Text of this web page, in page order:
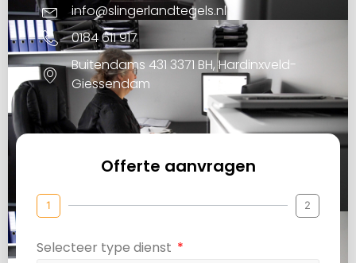
info@slingerlandtegels.nl
0184 611 917
Buitendams 431 3371 BH, Hardinxveld-
Giessendam
Offerte aanvragen
1 2
Selecteer type dienst